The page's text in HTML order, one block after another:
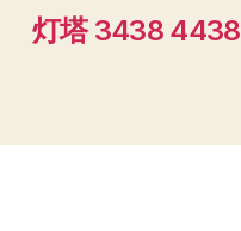
灯塔 3438 4438